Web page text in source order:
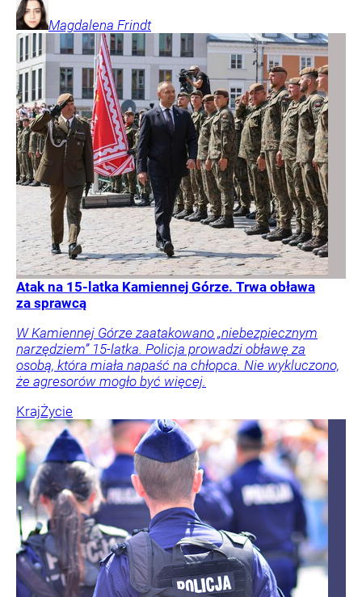
Magdalena Frindt
Atak na 15-latka Kamiennej Górze. Trwa obława
za sprawcą
W Kamiennej Górze zaatakowano „niebezpiecznym
narzędziem” 15-latka. Policja prowadzi obławę za
osobą, która miała napaść na chłopca. Nie wykluczono,
że agresorów mogło być więcej.
KrajŻycie